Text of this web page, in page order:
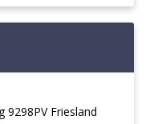
Friesland